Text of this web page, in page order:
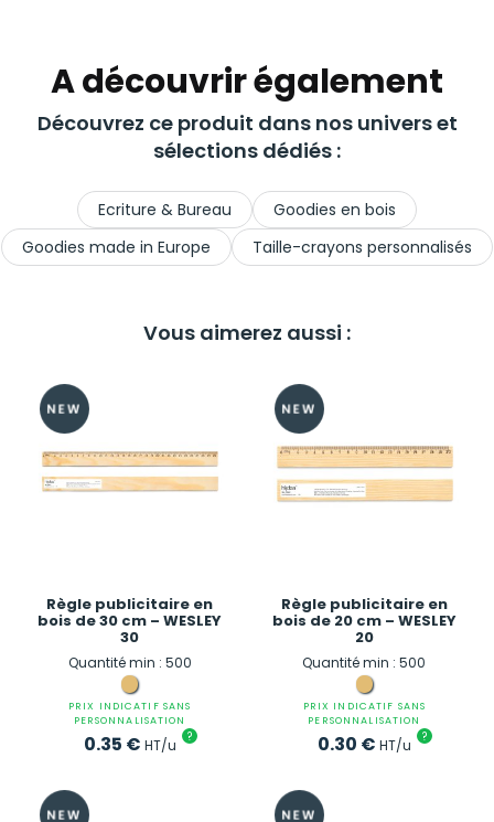
A découvrir également
Découvrez ce produit dans nos univers et
sélections dédiés :
Ecriture & Bureau
Goodies en bois
Goodies made in Europe
Taille-crayons personnalisés
Vous aimerez aussi :
Règle publicitaire en
bois de 30 cm – WESLEY
30
Quantité min : 500
PRIX INDICATIF SANS
PERSONNALISATION
0.35 € HT/u ?
Règle publicitaire en
bois de 20 cm – WESLEY
20
Quantité min : 500
PRIX INDICATIF SANS
PERSONNALISATION
0.30 € HT/u ?